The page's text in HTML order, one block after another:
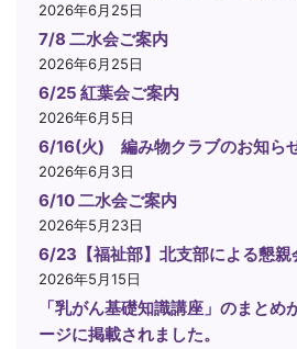
2026年6月25日
7/8 二水会ご案内
2026年6月25日
6/25 紅葉会ご案内
2026年6月5日
6/16(火) 編み物クラブのお知ら
2026年6月3日
6/10 二水会ご案内
2026年5月23日
6/23【福祉部】北支部による懇親
2026年5月15日
「乳がん基礎知識講座」のまと
ージに掲載されました。